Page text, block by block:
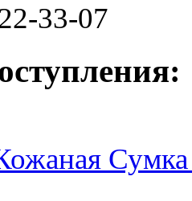
33-07